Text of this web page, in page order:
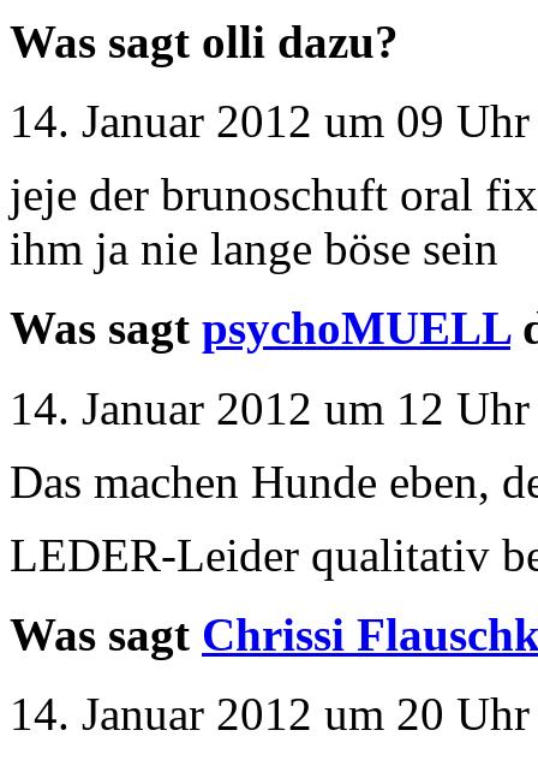
Was sagt olli dazu?
14. Januar 2012 um 09
jeje der brunoschuft oral
ihm ja nie lange böse sein
Was sagt psychoMUELL
14. Januar 2012 um 12
Das machen Hunde eben,
LEDER-Leider qualitativ
Was sagt Chrissi
14. Januar 2012 um 20